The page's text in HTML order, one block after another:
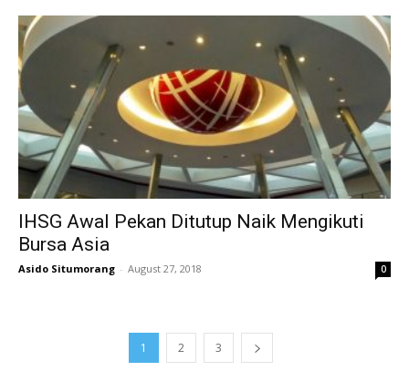
IHSG Awal Pekan Ditutup Naik Mengikuti
Bursa Asia
Asido Situmorang - August 27, 2018 0
1 2 3